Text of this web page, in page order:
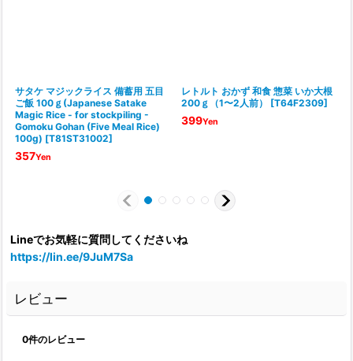
サタケ マジックライス 備蓄用 五目
ご飯 100ｇ(Japanese Satake
Magic Rice - for stockpiling -
Gomoku Gohan (Five Meal Rice)
100g) [T81ST31002]
357Yen
レトルト おかず 和食 惣菜 いか大根
200ｇ（1〜2人前）
[T64F2309]
399Yen
Lineでお気軽に質問してくださいね
https://lin.ee/9JuM7Sa
レビュー
0件のレビュー